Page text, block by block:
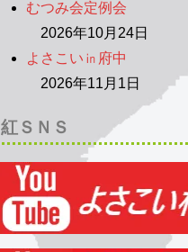
むつみ会定例会
2026年10月24日
よさこい㏌府中
2026年11月1日
紅ＳＮＳ